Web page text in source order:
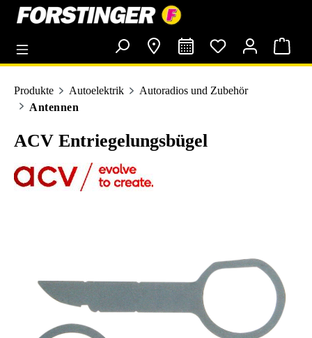
springen
Produkte Autoelektrik
Autoradios und Zubehör
Antennen
ACV Entriegelungsbügel